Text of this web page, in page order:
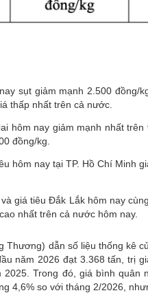
sụt giảm mạnh 2.500
thấp nhất trên cả nước.
hôm nay giảm mạnh nhất
đồng/kg.
hôm nay tại TP. Hồ Chí Minh
giá tiêu Đắk Lắk hôm nay
nhất trên cả nước hôm nay.
Thương) dẫn số liệu thống kê
năm 2026 đạt 3.368 tấn, trị
Trong đó, giá bình
4,6% so với tháng 2/2026,